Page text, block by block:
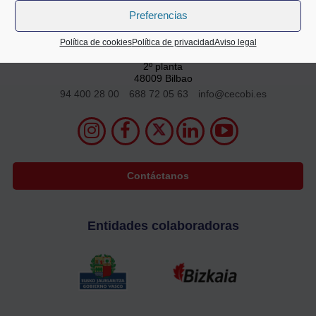
Preferencias
Política de cookiesPolítica de privacidadAviso legal
2º planta
48009 Bilbao
94 400 28 00
688 72 05 63 info@cecobi.es
Contáctanos
Entidades colaboradoras